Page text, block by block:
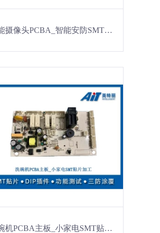
智能摄像头PCBA_智能安防SMT贴片加工
洗碗机PCBA主板_小家电SMT贴片加工